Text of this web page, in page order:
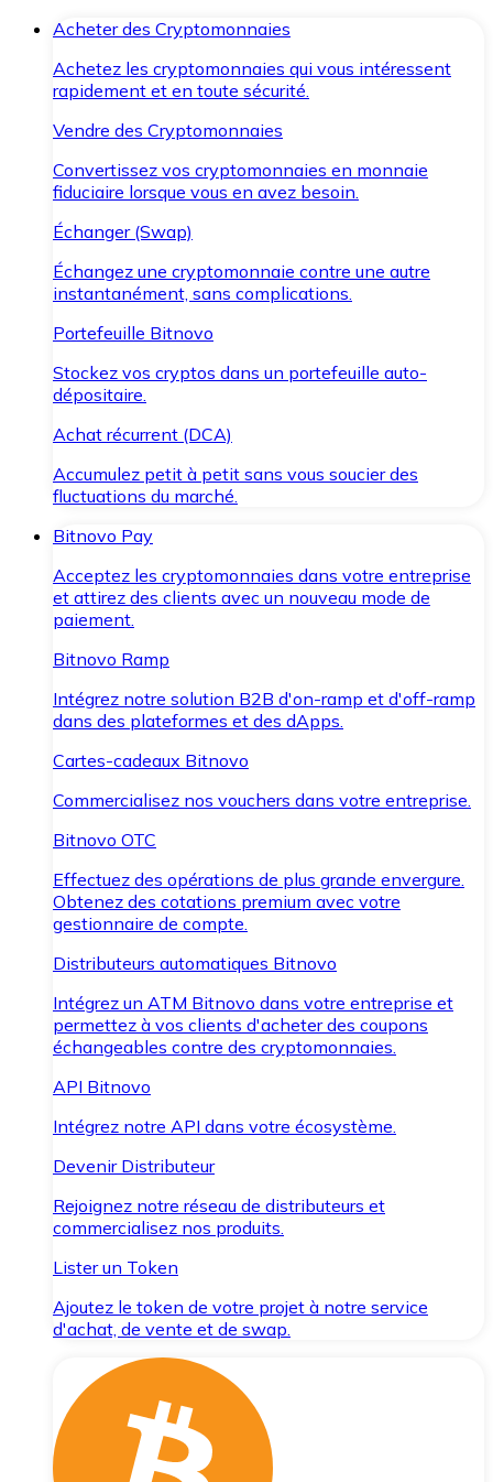
Acheter des Cryptomonnaies
Achetez les cryptomonnaies qui vous intéressent
rapidement et en toute sécurité.
Vendre des Cryptomonnaies
Convertissez vos cryptomonnaies en monnaie
fiduciaire lorsque vous en avez besoin.
Échanger (Swap)
Échangez une cryptomonnaie contre une autre
instantanément, sans complications.
Portefeuille Bitnovo
Stockez vos cryptos dans un portefeuille auto-
dépositaire.
Achat récurrent (DCA)
Accumulez petit à petit sans vous soucier des
fluctuations du marché.
Bitnovo Pay
Acceptez les cryptomonnaies dans votre entreprise
et attirez des clients avec un nouveau mode de
paiement.
Bitnovo Ramp
Intégrez notre solution B2B d'on-ramp et d'off-ramp
dans des plateformes et des dApps.
Cartes-cadeaux Bitnovo
Commercialisez nos vouchers dans votre entreprise.
Bitnovo OTC
Effectuez des opérations de plus grande envergure.
Obtenez des cotations premium avec votre
gestionnaire de compte.
Distributeurs automatiques Bitnovo
Intégrez un ATM Bitnovo dans votre entreprise et
permettez à vos clients d'acheter des coupons
échangeables contre des cryptomonnaies.
API Bitnovo
Intégrez notre API dans votre écosystème.
Devenir Distributeur
Rejoignez notre réseau de distributeurs et
commercialisez nos produits.
Lister un Token
Ajoutez le token de votre projet à notre service
d'achat, de vente et de swap.